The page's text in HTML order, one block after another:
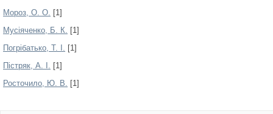
Мороз, О. О. [1]
Мусіяченко, Б. К. [1]
Погрібатько, Т. І. [1]
Пістряк, А. І. [1]
Росточило, Ю. В. [1]